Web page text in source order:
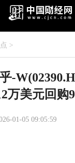
>
-
万美元回购
01-05 09:05:59